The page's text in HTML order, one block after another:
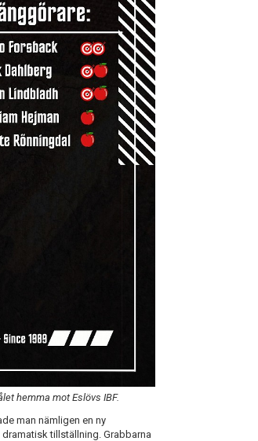
hemma mot Eslövs IBF.
man nämligen en ny
tillställning. Grabbarna